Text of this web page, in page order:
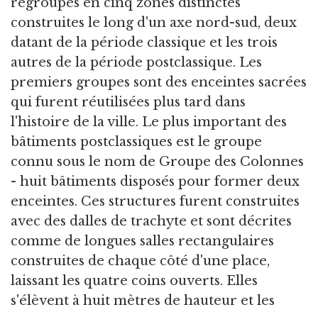
construites le long d'un axe nord-sud, deux
datant de la période classique et les trois
autres de la période postclassique. Les
premiers groupes sont des enceintes sacrées
qui furent réutilisées plus tard dans
l'histoire de la ville. Le plus important des
bâtiments postclassiques est le groupe
connu sous le nom de Groupe des Colonnes
- huit bâtiments disposés pour former deux
enceintes. Ces structures furent construites
avec des dalles de trachyte et sont décrites
comme de longues salles rectangulaires
construites de chaque côté d'une place,
laissant les quatre coins ouverts. Elles
s'élèvent à huit mètres de hauteur et les